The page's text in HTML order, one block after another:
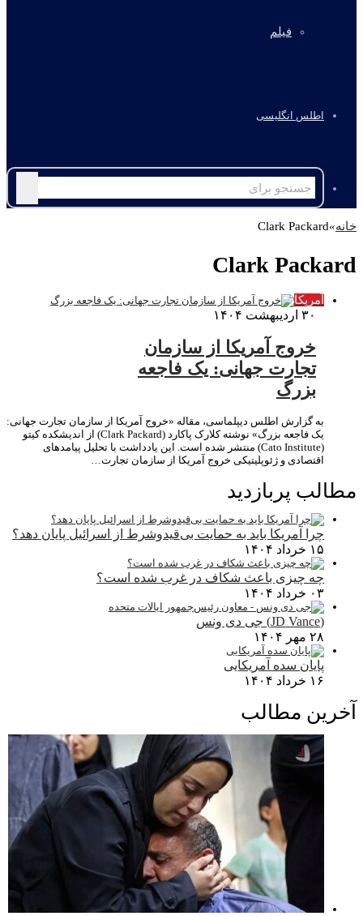
فیلم
اطلس انگلیسی
برای
خانه»
Clark Packard
Clark Packard
آمریکا
۳۰ اردیبهشت ۱۴۰۴
خروج آمریکا از سازمان
تجارت جهانی: یک فاجعه
بزرگ
به گزارش اطلس دیپلماسی، مقاله «خروج آمریکا از سازمان تجارت جهانی:
یک فاجعه بزرگ» نوشته کلارک پاکارد (Clark Packard) از اندیشکده کیتو
(Cato Institute) منتشر شده است. این یادداشت با تحلیل پیامدهای
اقتصادی و ژئوپلیتیکی خروج آمریکا از سازمان تجارت…
مطالب پربازدید
چرا آمریکا باید به حمایت بی‌قیدوشرط از اسرائیل پایان دهد؟
۱۵ خرداد ۱۴۰۴
چه چیزی باعث شکاف در غرب شده است؟
۰۳ خرداد ۱۴۰۴
(JD Vance) جی دی ونس
۲۸ مهر ۱۴۰۴
پایان سده آمریکایی
۱۶ خرداد ۱۴۰۴
آخرین مطالب